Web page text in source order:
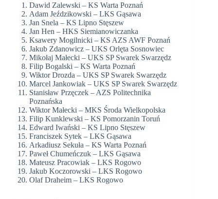
Dawid Zalewski – KS Warta Poznań
Adam Jeździkowski – LKS Gąsawa
Jan Snela – KS Lipno Stęszew
Jan Hen – HKS Siemianowiczanka
Ksawery Mogilnicki – KS AZS AWF Poznań
Jakub Zdanowicz – UKS Orlęta Sosnowiec
Mikołaj Małecki – UKS SP Swarek Swarzędz
Filip Bogalski – KS Warta Poznań
Wiktor Drozda – UKS SP Swarek Swarzędz
Marcel Jankowiak – UKS SP Swarek Swarzędz
Stanisław Przęczek – AZS Politechnika
Poznańska
Wiktor Małecki – MKS Środa Wielkopolska
Filip Kunklewski – KS Pomorzanin Toruń
Edward Iwański – KS Lipno Stęszew
Franciszek Sytek – LKS Gąsawa
Arkadiusz Sekuła – KS Warta Poznań
Paweł Chumeńczuk – LKS Gąsawa
Mateusz Pracowiak – LKS Rogowo
Jakub Koczorowski – LKS Rogowo
Olaf Draheim – LKS Rogowo